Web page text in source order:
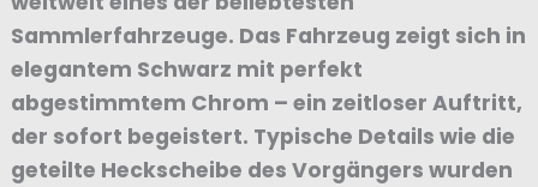
Sammlerfahrzeuge. Das Fahrzeug zeigt sich in
elegantem Schwarz mit perfekt
abgestimmtem Chrom – ein zeitloser Auftritt,
der sofort begeistert. Typische Details wie die
geteilte Heckscheibe des Vorgängers wurden